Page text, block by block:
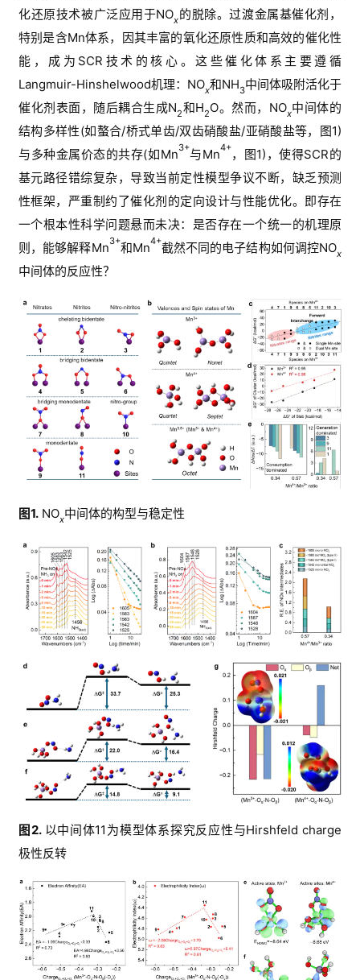
化还原技术被广泛应用于NOx的脱除。过渡金属基催化剂，
特别是含Mn体系，因其丰富的氧化还原性质和高效的催化性
能，成为 SCR 技术的核心。这些催化体系主要遵循
Langmuir-Hinshelwood机理： NOx和NH3中间体吸附活化于
催化剂表面，随后耦合生成N2和H2O。然而， NOx中间体的
结构多样性(如螯合/桥式单齿/双齿硝酸盐/亚硝酸盐等，图1)
与多种金属价态的共存(如Mn3+与Mn4+，图1) ，使得SCR的
基元路径错综复杂，导致当前定性模型争议不断，缺乏预测
性框架， 严重制约了催化剂的定向设计与性能优化。即存在
一个根本性科学问题悬而未决：是否存在一个统一的机理原
则，能够解释Mn3+和Mn4+截然不同的电子结构如何调控NOx
中间体的反应性？
图1. NOx中间体的构型与稳定性
图2. 以中间体11 为模型体系探究反应性与Hirshfeld charge
极性反转